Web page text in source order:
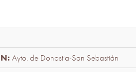
Ayto. de Donostia-San Sebastián